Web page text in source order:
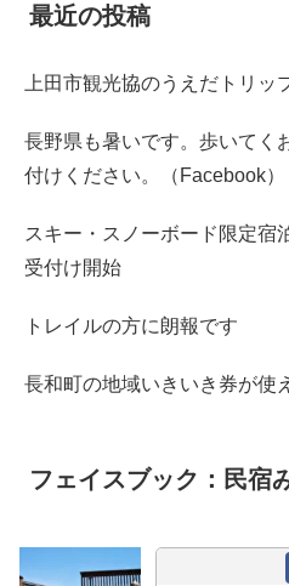
最近の投稿
上田市観光協のうえだトリッ
長野県も暑いです。歩いてく
付けください。（Facebook）
スキー・スノーボード限定
受付け開始
トレイルの方に朗報です
長和町の地域いきいき券が使
フェイスブック：民宿